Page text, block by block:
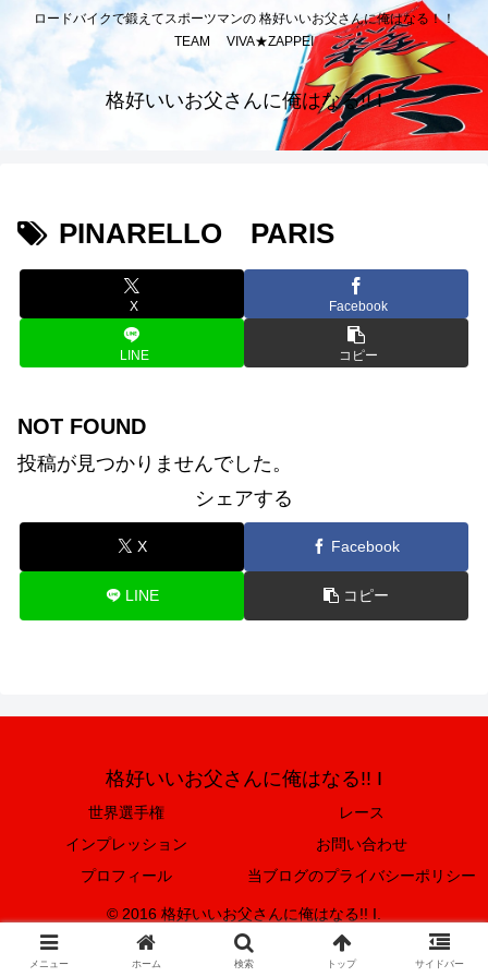
ロードバイクで鍛えてスポーツマンの 格好いいお父さんに俺はなる！！
TEAM VIVA★ZAPPEI
格好いいお父さんに俺はなる!! I
PINARELLO PARIS
X Facebook
LINE コピー
NOT FOUND
投稿が見つかりませんでした。
シェアする
X Facebook
LINE コピー
格好いいお父さんに俺はなる!! I
世界選手権
レース
インプレッション
お問い合わせ
プロフィール
当ブログのプライバシーポリシー
© 2016 格好いいお父さんに俺はなる!! I.
メニュー ホーム 検索 トップ サイドバー